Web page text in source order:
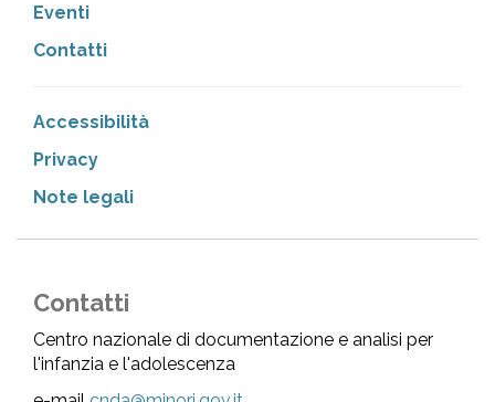
Eventi
Contatti
Accessibilità
Privacy
Note legali
Contatti
Centro nazionale di documentazione e analisi per
l'infanzia e l'adolescenza